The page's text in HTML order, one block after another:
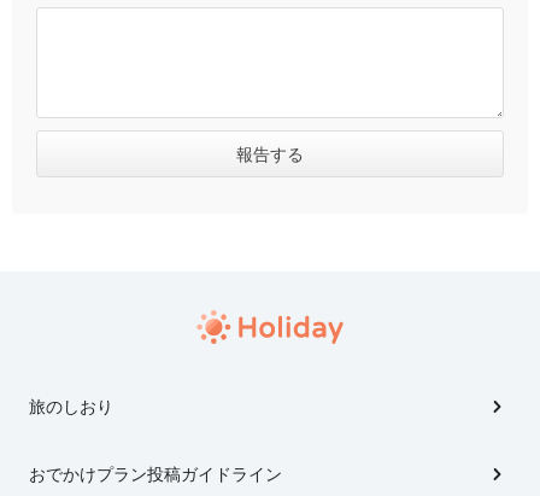
旅のしおり
おでかけプラン投稿ガイドライン